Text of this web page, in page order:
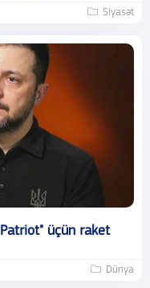
Siyasət
üçün raket
Dünya